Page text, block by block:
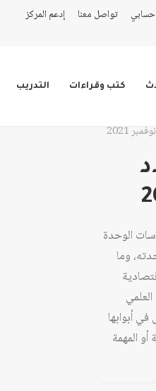
حسابي تواصل معنا إدعم المركز
كتب وقراءات التدريب
الوحدة
وما
أبوابها
المهمة